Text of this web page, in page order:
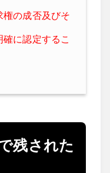
権の成否及びそ
に認定するこ
残された